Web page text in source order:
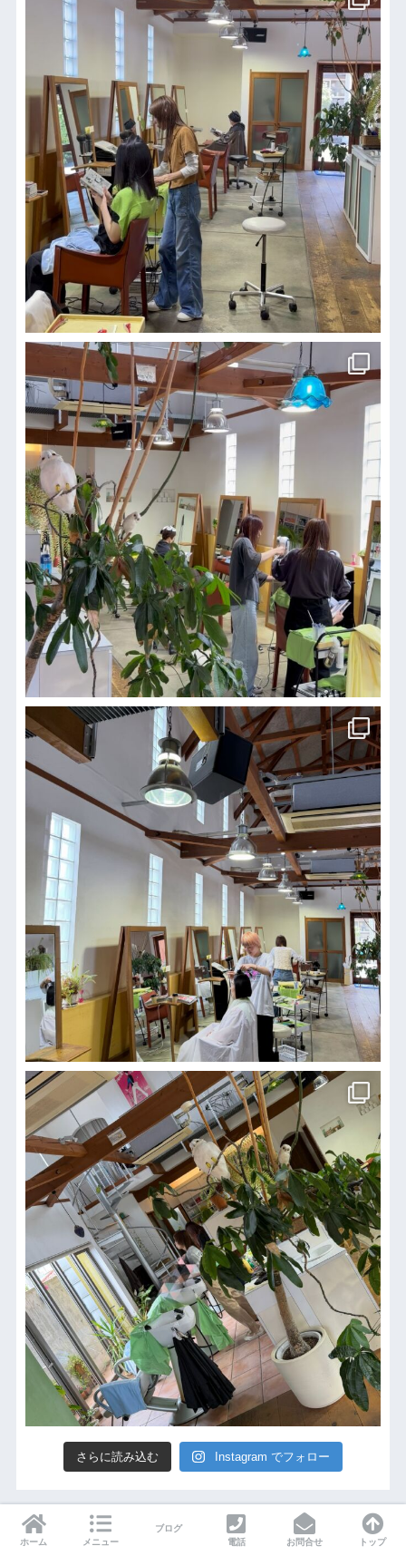
さらに読み込む Instagram でフォロー
-LINEから予約できます-
ホーム メニュー
ブログ
電話
お問合せ トップ